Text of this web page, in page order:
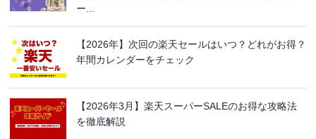
ー...
【2026年】次回の楽天セールはいつ？どれがお得？
年間カレンダーをチェック
【2026年3月】楽天スーパーSALEのお得な攻略法
を徹底解説